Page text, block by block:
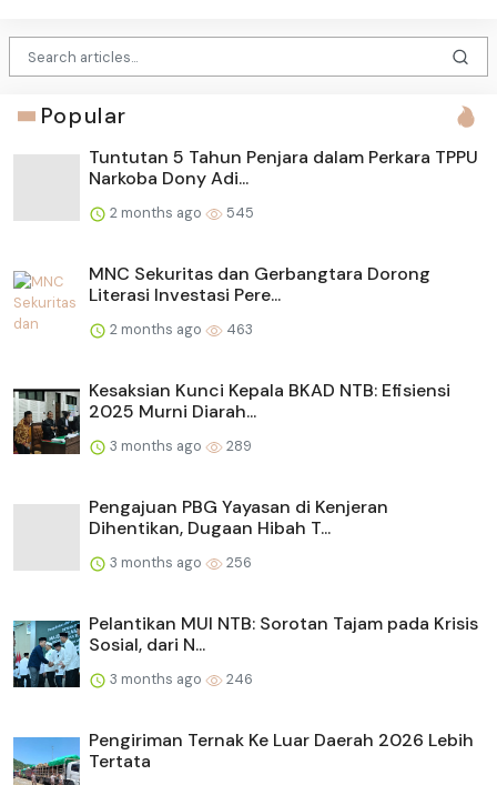
Popular
Tuntutan 5 Tahun Penjara dalam Perkara TPPU
Narkoba Dony Adi...
2 months ago 545
MNC Sekuritas dan Gerbangtara Dorong
Literasi Investasi Pere...
2 months ago 463
Kesaksian Kunci Kepala BKAD NTB: Efisiensi
2025 Murni Diarah...
3 months ago 289
Pengajuan PBG Yayasan di Kenjeran
Dihentikan, Dugaan Hibah T...
3 months ago 256
Pelantikan MUI NTB: Sorotan Tajam pada Krisis
Sosial, dari N...
3 months ago 246
Pengiriman Ternak Ke Luar Daerah 2026 Lebih
Tertata